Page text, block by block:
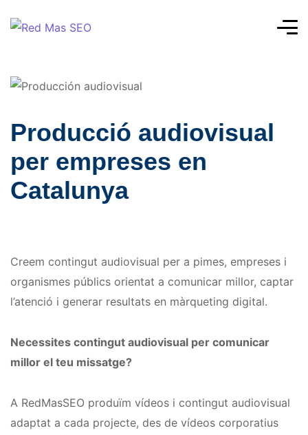
Producció audiovisual
per empreses en
Catalunya
Creem contingut audiovisual per a pimes, empreses i
organismes públics orientat a comunicar millor, captar
l’atenció i generar resultats en màrqueting digital.
Necessites contingut audiovisual per comunicar
millor el teu missatge?
A RedMasSEO produïm vídeos i contingut audiovisual
adaptat a cada projecte, des de vídeos corporatius